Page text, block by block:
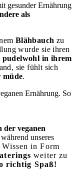
gesunder Ernährung
als
Blähbauch zu
wurde sie ihren
pudelwohl in ihrem
sie fühlt sich
müde.
Ernährung. So
der veganen
unseres
Wissen in Form
weiter zu
richtig Spaß!